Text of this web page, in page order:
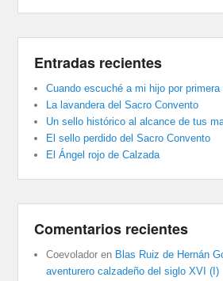
Entradas recientes
Cuando escuché a mi hijo por primera
La lavandera del Sacro Convento
Un sello histórico al alcance de tus
El sello perdido del Sacro Convento
El Ángel rojo de Calzada
Comentarios recientes
Coevolador en Blas Ruiz de Hernán
aventurero calzadeño del siglo XVI (I)